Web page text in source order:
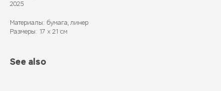
2025
Материалы: бумага, линер
Размеры: 17 х 21 см
See also